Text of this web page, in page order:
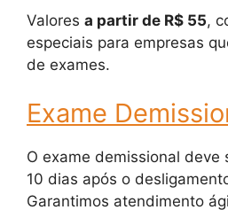
Valores a partir de R$ 55,
especiais para empresas
de exames.
Exame
O exame demissional deve
10 dias após o
Garantimos atendimento